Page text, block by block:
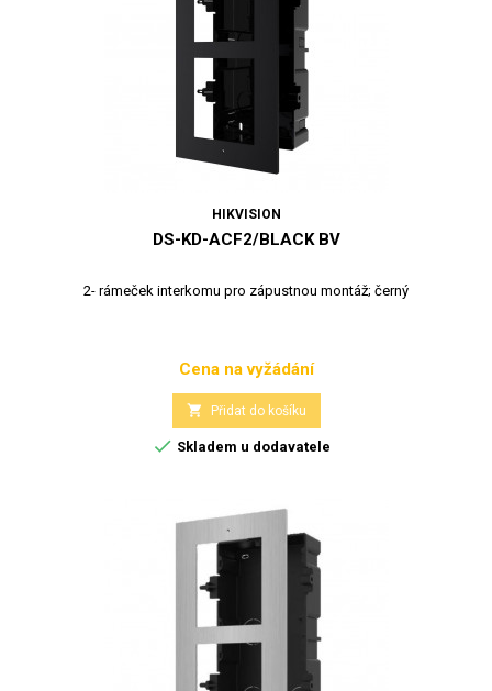
HIKVISION
DS-KD-ACF2/BLACK BV
2- rámeček interkomu pro zápustnou montáž; černý
Cena
Cena na vyžádání
 Přidat do košíku
 Skladem u dodavatele